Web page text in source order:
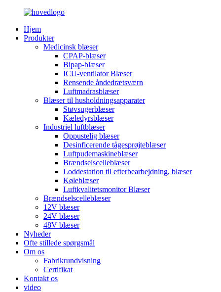
Hjem
Produkter
Medicinsk blæser
CPAP-blæser
Bipap-blæser
ICU-ventilator Blæser
Rensende åndedrætsværn
Luftmadrasblæser
Blæser til husholdningsapparater
Støvsugerblæser
Kæledyrsblæser
Industriel luftblæser
Oppustelig blæser
Desinficerende tågesprøjteblæser
Luftpudemaskineblæser
Brændselscelleblæser
Loddestation til efterbearbejdning, blæser
Køleblæser
Luftkvalitetsmonitor Blæser
Brændselscelleblæser
12V blæser
24V blæser
48V blæser
Nyheder
Ofte stillede spørgsmål
Om os
Fabrikrundvisning
Certifikat
Kontakt os
video